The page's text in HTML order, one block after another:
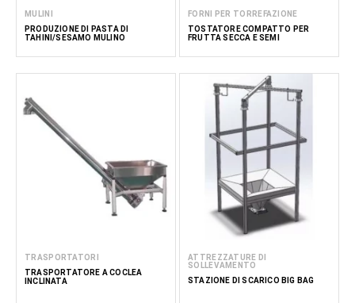
MULINI
PRODUZIONE DI PASTA DI
TAHINI/SESAMO MULINO
FORNI PER TORREFAZIONE
TOSTATORE COMPATTO PER
FRUTTA SECCA E SEMI
TRASPORTATORI
TRASPORTATORE A COCLEA
INCLINATA
ATTREZZATURE DI
SOLLEVAMENTO
STAZIONE DI SCARICO BIG BAG